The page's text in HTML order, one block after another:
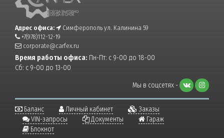
Адрес офиса:
Симферополь ул. Калинина 59
+7(978)112-12-19
corporate@carfex.ru
Время работы офиса: Пн-Пт: с 9-00 до 18-00
Сб: с 9-00 до 13-00
Мы в соцсетях -
Баланс Личный кабинет
Заказы
VIN-запросы
Документы
Гараж
Блокнот